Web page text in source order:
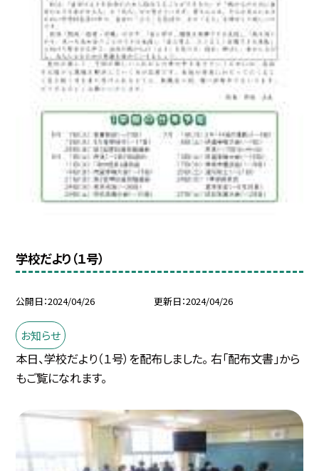
学校だより（１号）
公開日 2024/04/26 更新日 2024/04/26
お知らせ
本日、学校だより（１号）を配布しました。 右「配布文書」から
もご覧になれます。